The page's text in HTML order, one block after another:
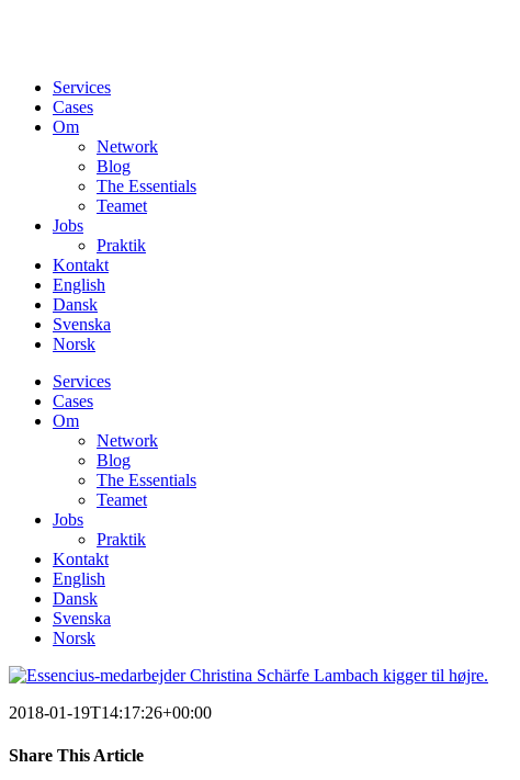
Services
Cases
Om
Network
Blog
The Essentials
Teamet
Jobs
Praktik
Kontakt
English
Dansk
Svenska
Norsk
Services
Cases
Om
Network
Blog
The Essentials
Teamet
Jobs
Praktik
Kontakt
English
Dansk
Svenska
Norsk
2018-01-19T14:17:26+00:00
Share This Article